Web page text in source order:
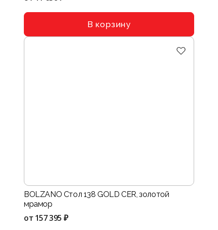
В корзину
BOLZANO Стол 138 GOLD CER, золотой
мрамор
от 157 395 ₽